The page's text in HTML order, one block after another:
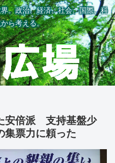
。政治、経済、社会、国際、科
ら考える。
安倍派 支持基盤少
集票力に頼った